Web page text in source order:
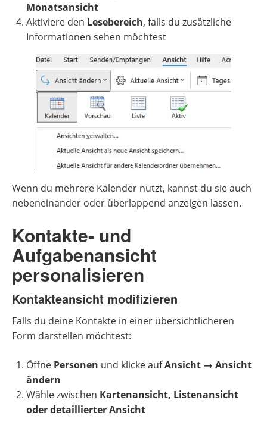
Monatsansicht
Aktiviere den Lesebereich, falls du zusätzliche
Informationen sehen möchtest
Wenn du mehrere Kalender nutzt, kannst du sie auch
nebeneinander oder überlappend anzeigen lassen.
Kontakte- und
Aufgabenansicht
personalisieren
Kontakteansicht modifizieren
Falls du deine Kontakte in einer übersichtlicheren
Form darstellen möchtest:
Öffne Personen und klicke aufAnsicht → Ansicht
ändern
Wähle zwischen Kartenansicht, Listenansicht
oder detaillierter Ansicht